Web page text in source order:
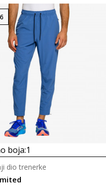
boja:1
dio trenerke